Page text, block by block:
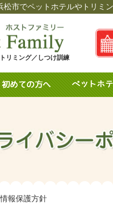
松市でペットホテルやトリミ
リミング／しつけ訓練
報保護方針